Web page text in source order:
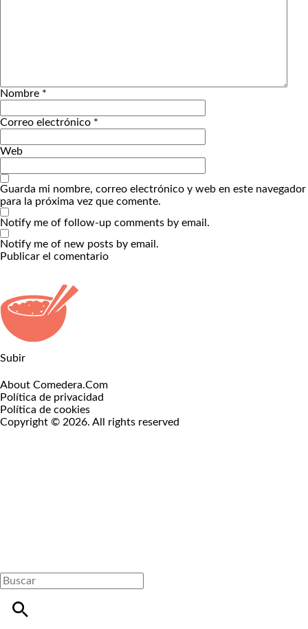
Nombre *
Correo electrónico *
Web
Guarda mi nombre, correo electrónico y web en este navegador
para la próxima vez que comente.
Notify me of follow-up comments by email.
Notify me of new posts by email.
Subir
About Comedera.Com
Política de privacidad
Política de cookies
Copyright © 2026. All rights reserved